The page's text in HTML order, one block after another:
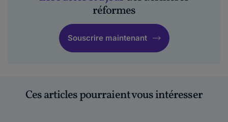
réformes
Souscrire maintenant
Ces articles pourraient vous intéresser